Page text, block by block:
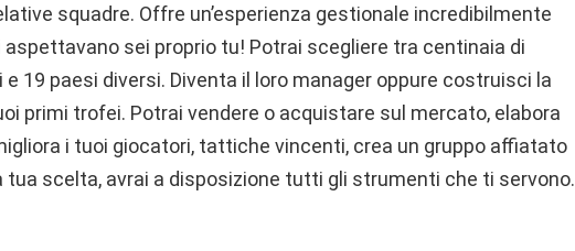
squadre. Offre un’esperienza gestionale incredibilmente
sei proprio tu! Potrai scegliere tra centinaia di
19 paesi diversi. Diventa il loro manager oppure costruisci la
primi trofei. Potrai vendere o acquistare sul mercato, elabora
i tuoi giocatori, tattiche vincenti, crea un gruppo affiatato
tua scelta, avrai a disposizione tutti gli strumenti che ti servono.